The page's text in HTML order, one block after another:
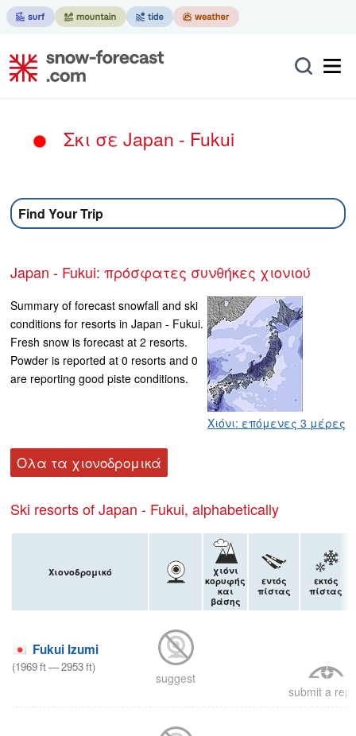
Σκι σε Japan - Fukui
Find Your Trip
Japan - Fukui: πρόσφατες συνθήκες χιονιού
Χιόνι: επόμενες 3 μέρες
Summary of forecast snowfall and ski
conditions for resorts in Japan - Fukui.
Fresh snow is forecast at 2 resorts.
Powder is reported at 0 resorts and 0
are reporting good piste conditions.
Ολα τα χιονοδρομικά
Ski resorts of Japan - Fukui, alphabetically
Χιονοδρομικό
χιόνι
κορυφής
και
βάσης
εντός
πίστας
εκτός
πίστας
Fukui Izumi
(1969ft—2953ft)
suggest
submit a